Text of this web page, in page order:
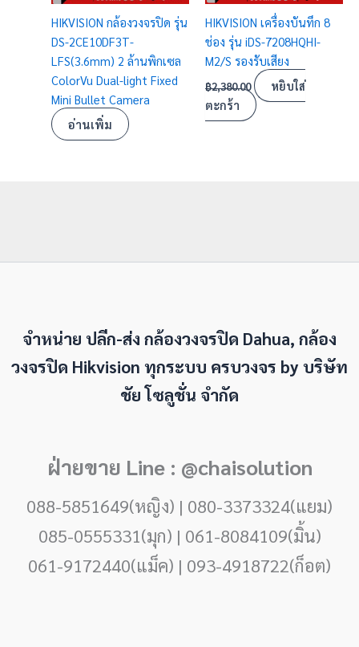
HIKVISION กล้องวงจรปิด รุ่น
DS-2CE10DF3T-
LFS(3.6mm) 2 ล้านพิกเซล
ColorVu Dual-light Fixed
Mini Bullet Camera
อ่านเพิ่ม
HIKVISION เครื่องบันทึก 8
ช่อง รุ่น iDS-7208HQHI-
M2/S รองรับเสียง
฿2,380.00
หยิบใส่
ตะกร้า
จำหน่าย ปลีก-ส่ง กล้องวงจรปิด Dahua, กล้อง
วงจรปิด Hikvision ทุกระบบ ครบวงจร by บริษัท
ชัย โซลูชั่น จำกัด
ฝ่ายขาย Line : @chaisolution
088-5851649(หญิง) | 080-3373324(แยม)
085-0555331(มุก) | 061-8084109(มิ้น)
061-9172440(แม็ค) | 093-4918722(ก็อต)